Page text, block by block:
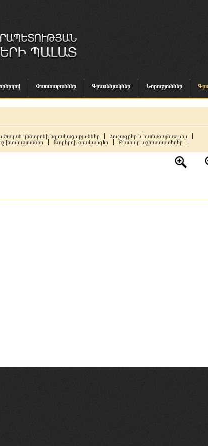
Փաստաբաններ Գրասենյակներ Նորություններ
կենտրոնի եզրակացություններ
Հուշագրեր և համաձայնագրեր
Խորհրդի օրակարգեր Թափուր աշխատատեղեր